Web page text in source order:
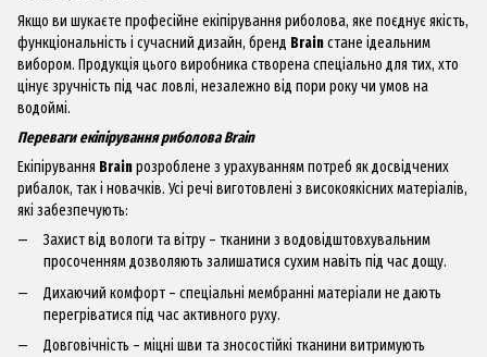
Якщо ви шукаєте професійне екіпірування риболова, яке поєднує якість,
функціональність і сучасний дизайн, бренд Brainстане ідеальним
вибором. Продукція цього виробника створена спеціально для тих, хто
цінує зручність під час ловлі, незалежно від пори року чи умов на
водоймі.
Переваги екіпірування риболова Brain
Екіпірування Brainрозроблене з урахуванням потреб як досвідчених
рибалок, так і новачків. Усі речі виготовлені з високоякісних матеріалів,
які забезпечують:
Захист від вологи та вітру – тканини з водовідштовхувальним
просоченням дозволяють залишатися сухим навіть під час дощу.
Дихаючий комфорт – спеціальні мембранні матеріали не дають
перегріватися під час активного руху.
Довговічність – міцні шви та зносостійкі тканини витримують